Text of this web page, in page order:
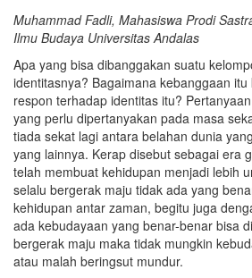
Muhammad Fadli, Mahasiswa Prodi
Ilmu Budaya Universitas Andalas
Apa yang bisa dibanggakan suatu
identitasnya? Bagaimana kebanggaan
respon terhadap identitas itu?
yang perlu dipertanyakan pada masa
tiada sekat lagi antara belahan dunia
yang lainnya. Kerap disebut sebagai era
telah membuat kehidupan menjadi lebih
selalu bergerak maju tidak ada yang
kehidupan antar zaman, begitu juga
ada kebudayaan yang benar-benar bisa
bergerak maju maka tidak mungkin
atau malah beringsut mundur.